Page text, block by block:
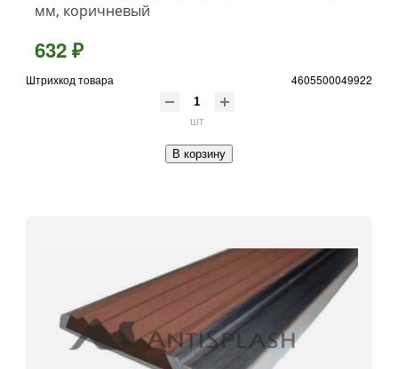
мм, коричневый
632 ₽
Штрихкод товара 4605500049922
шт
В корзину